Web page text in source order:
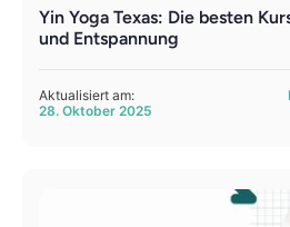
Yin Yoga Texas: Die besten
und Entspannung
Aktualisiert am:
28. Oktober 2025